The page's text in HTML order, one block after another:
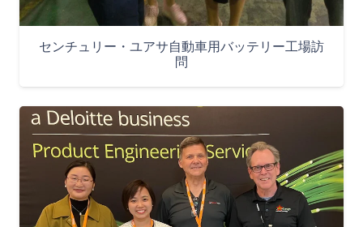
センチュリー・ユアサ自動車用バッテリー工場訪
問